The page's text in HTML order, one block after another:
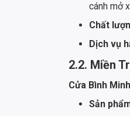
cánh mở
Chất
Dịch vụ
2.2. Miền
Cửa Bình Minh
Sản